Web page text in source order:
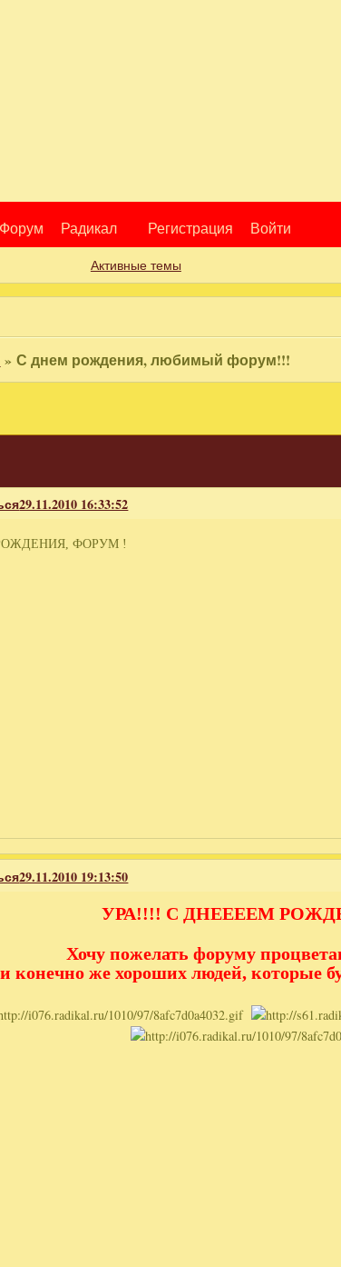
Форум Радикал Регистрация Войти
Активные темы
» С днем рождения, любимый форум!!!
29.11.2010 16:33:52
ФОРУМ !
29.11.2010 19:13:50
УРА!!!! С ДНЕЕЕЕМ
Хочу пожелать форуму
и конечно же хороших людей, которые